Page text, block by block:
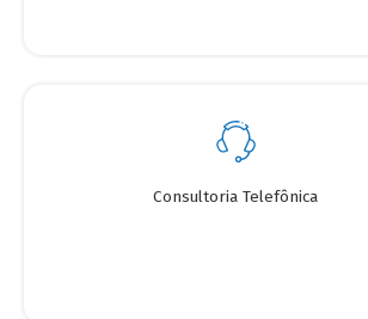
Consultoria Telefônica